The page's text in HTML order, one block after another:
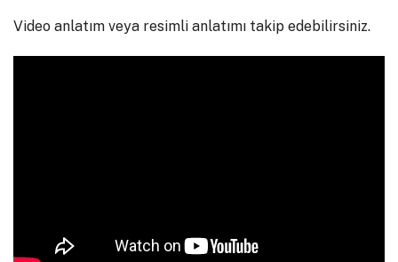
Video anlatım veya resimli anlatımı takip edebilirsiniz.